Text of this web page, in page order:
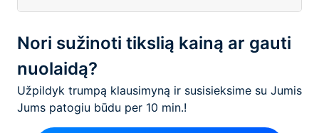
Nori sužinoti tikslią kainą ar gauti
nuolaidą?
Užpildyk trumpą klausimyną ir susisieksime su Jumis
Jums patogiu būdu per 10 min.!